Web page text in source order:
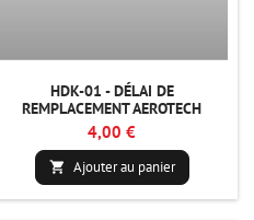
HDK-01 - DÉLAI DE
REMPLACEMENT AEROTECH
4,00 €
 Ajouter au panier